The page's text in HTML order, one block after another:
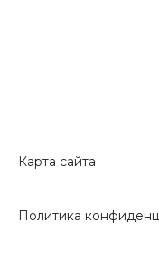
Карта сайта
Политика